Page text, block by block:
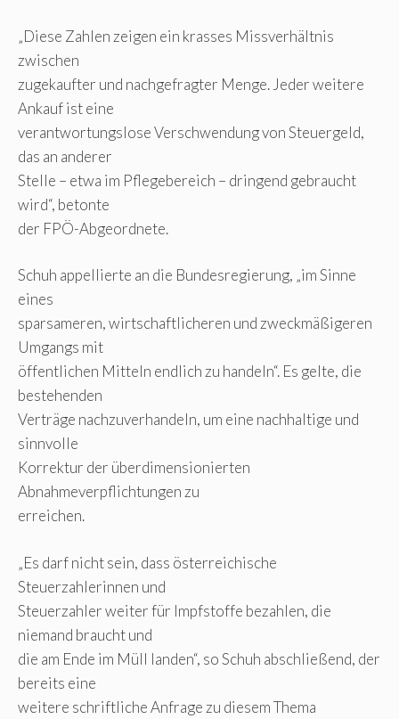
„Diese Zahlen zeigen ein krasses Missverhältnis
zwischen
zugekaufter und nachgefragter Menge. Jeder weitere
Ankauf ist eine
verantwortungslose Verschwendung von Steuergeld,
das an anderer
Stelle – etwa im Pflegebereich – dringend gebraucht
wird“, betonte
der FPÖ-Abgeordnete.
Schuh appellierte an die Bundesregierung, „im Sinne
eines
sparsameren, wirtschaftlicheren und zweckmäßigeren
Umgangs mit
öffentlichen Mitteln endlich zu handeln“. Es gelte, die
bestehenden
Verträge nachzuverhandeln, um eine nachhaltige und
sinnvolle
Korrektur der überdimensionierten
Abnahmeverpflichtungen zu
erreichen.
„Es darf nicht sein, dass österreichische
Steuerzahlerinnen und
Steuerzahler weiter für Impfstoffe bezahlen, die
niemand braucht und
die am Ende im Müll landen“, so Schuh abschließend, der
bereits eine
weitere schriftliche Anfrage zu diesem Thema